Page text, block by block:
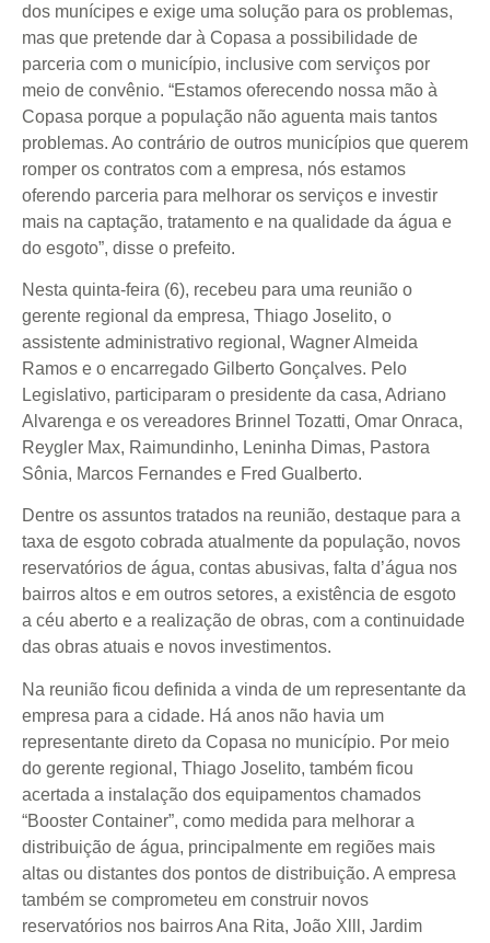
dos munícipes e exige uma solução para os problemas,
mas que pretende dar à Copasa a possibilidade de
parceria com o município, inclusive com serviços por
meio de convênio. “Estamos oferecendo nossa mão à
Copasa porque a população não aguenta mais tantos
problemas. Ao contrário de outros municípios que querem
romper os contratos com a empresa, nós estamos
oferendo parceria para melhorar os serviços e investir
mais na captação, tratamento e na qualidade da água e
do esgoto”, disse o prefeito.
Nesta quinta-feira (6), recebeu para uma reunião o
gerente regional da empresa, Thiago Joselito, o
assistente administrativo regional, Wagner Almeida
Ramos e o encarregado Gilberto Gonçalves. Pelo
Legislativo, participaram o presidente da casa, Adriano
Alvarenga e os vereadores Brinnel Tozatti, Omar Onraca,
Reygler Max, Raimundinho, Leninha Dimas, Pastora
Sônia, Marcos Fernandes e Fred Gualberto.
Dentre os assuntos tratados na reunião, destaque para a
taxa de esgoto cobrada atualmente da população, novos
reservatórios de água, contas abusivas, falta d’água nos
bairros altos e em outros setores, a existência de esgoto
a céu aberto e a realização de obras, com a continuidade
das obras atuais e novos investimentos.
Na reunião ficou definida a vinda de um representante da
empresa para a cidade. Há anos não havia um
representante direto da Copasa no município. Por meio
do gerente regional, Thiago Joselito, também ficou
acertada a instalação dos equipamentos chamados
“Booster Container”, como medida para melhorar a
distribuição de água, principalmente em regiões mais
altas ou distantes dos pontos de distribuição. A empresa
também se comprometeu em construir novos
reservatórios nos bairros Ana Rita, João Xlll, Jardim